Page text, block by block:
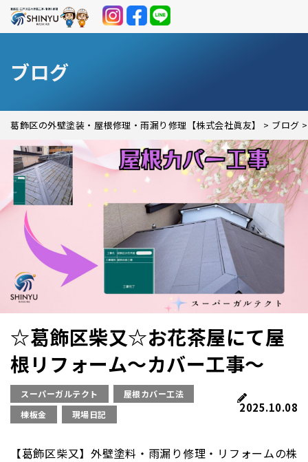
ブログ
葛飾区の外壁塗装・屋根修理・雨漏り修理【株式会社眞友】 > ブログ
☆葛飾区柴又☆お花茶屋にて屋
根リフォーム～カバー工事～
スーパーガルテクト
屋根カバー工法
棟板金
現場日記 2025.10.08
【葛飾区柴又】外壁塗料・雨漏り修理・リフォームの株